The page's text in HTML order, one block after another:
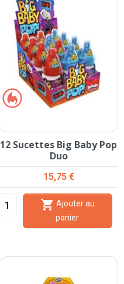
12 Sucettes Big Baby Pop
Duo
Prix
15,75 €

panier